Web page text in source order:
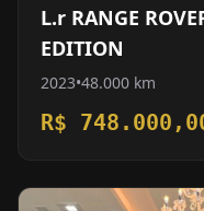
L.r RANGE
EDITION
2023•48.000 km
R$